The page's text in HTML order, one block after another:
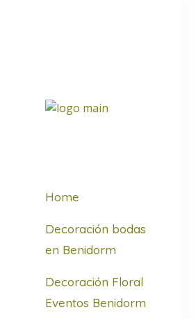
Home
Decoración bodas
en Benidorm
Decoración Floral
Eventos Benidorm